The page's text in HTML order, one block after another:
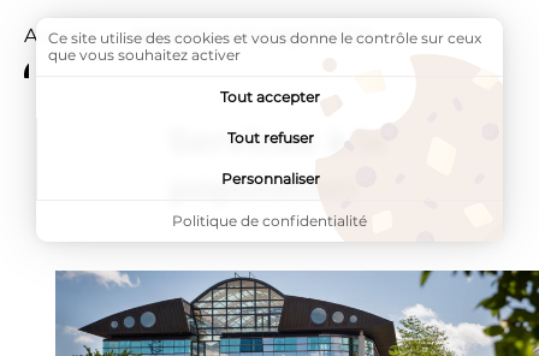
Accueil Page active :
Services à la population
Services à la
population
Ce site utilise des cookies et vous donne le contrôle sur ceux
que vous souhaitez activer
Tout accepter
Tout refuser
Personnaliser
Politique de confidentialité